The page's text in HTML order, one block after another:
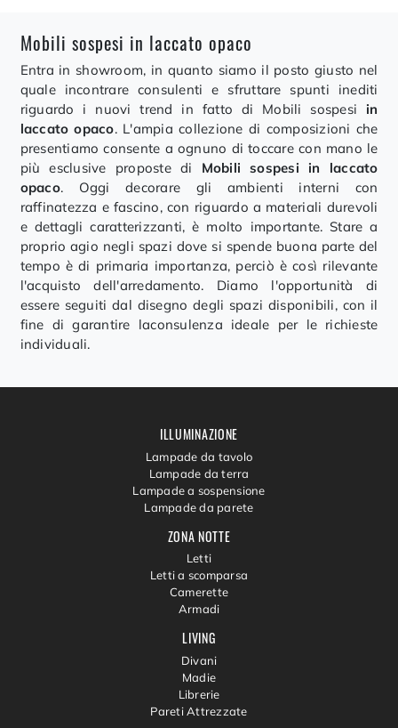
Mobili sospesi in laccato opaco
Entra in showroom, in quanto siamo il posto giusto nel
quale incontrare consulenti e sfruttare spunti inediti
riguardo i nuovi trend in fatto di Mobili sospesi in
laccato opaco. L'ampia collezione di composizioni che
presentiamo consente a ognuno di toccare con mano le
più esclusive proposte di Mobili sospesi
in laccato
opaco. Oggi decorare gli ambienti interni con
raffinatezza e fascino, con riguardo a materiali durevoli
e dettagli caratterizzanti, è molto importante. Stare a
proprio agio negli spazi dove si spende buona parte del
tempo è di primaria importanza, perciò è così rilevante
l'acquisto dell'arredamento. Diamo l'opportunità di
essere seguiti dal disegno degli spazi disponibili, con il
fine di garantire laconsulenza ideale per le richieste
individuali.
LIVING
Divani
Madie
Librerie
Pareti Attrezzate
ZONA NOTTE
Letti
Letti a scomparsa
Camerette
Armadi
ILLUMINAZIONE
Lampade da tavolo
Lampade da terra
Lampade a sospensione
Lampade da parete